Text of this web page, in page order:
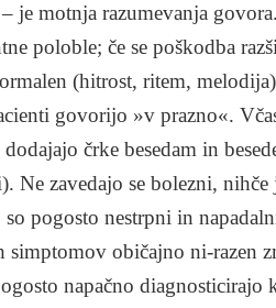
je motnja razumevanja
poloble; če se poškodba
(hitrost, ritem,
govorijo »v prazno«.
dodajajo črke besedam in
Ne zavedajo se bolezni,
pogosto nestrpni in
običajno ni-razen
napačno diagnosticirajo